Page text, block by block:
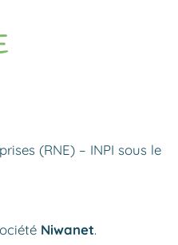
(RNE) – INPI sous le
Niwanet.